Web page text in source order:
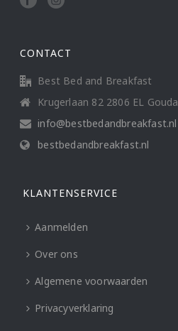
CONTACT
Best Bed and Breakfast
Krugerlaan 82 2806 EL Gouda
info@bestbedandbreakfast.nl
bestbedandbreakfast.nl
KLANTENSERVICE
Aanmelden
Over ons
Algemene voorwaarden
Privacyverklaring